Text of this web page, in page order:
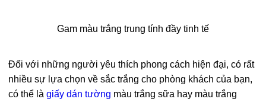
Gam màu trắng trung tính đầy tinh tế
Đối với những người yêu thích phong cách hiện đại, có rất
nhiều sự lựa chọn về sắc trắng cho phòng khách của bạn,
có thể làgiấy dán tường màu trắng sữa hay màu trắng